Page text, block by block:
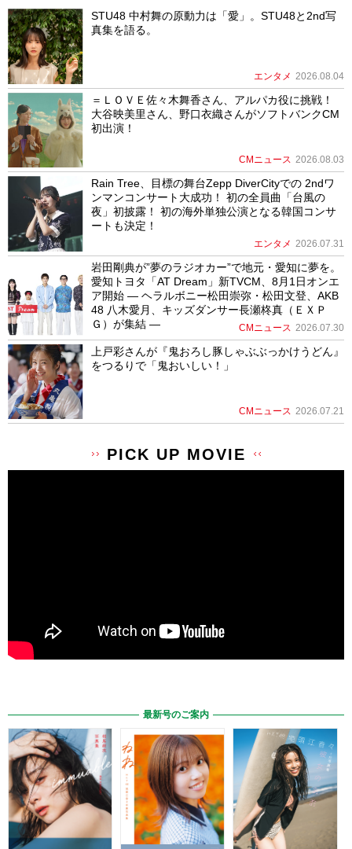
STU48 中村舞の原動力は「愛」。STU48と2nd写
真集を語る。
エンタメ 2026.08.04
＝ＬＯＶＥ佐々木舞香さん、アルパカ役に挑戦！
大谷映美里さん、野口衣織さんがソフトバンクCM
初出演！
CMニュース 2026.08.03
Rain Tree、目標の舞台Zepp DiverCityでの 2ndワ
ンマンコンサート大成功！ 初の全員曲「台風の
夜」初披露！ 初の海外単独公演となる韓国コンサ
ートも決定！
エンタメ 2026.07.31
岩田剛典が”夢のラジオカー”で地元・愛知に夢を。
愛知トヨタ「AT Dream」新TVCM、8月1日オンエ
ア開始 ― ヘラルボニー松田崇弥・松田文登、AKB
48 八木愛月、キッズダンサー長瀬柊真（ＥＸＰ
Ｇ）が集結 ―
CMニュース 2026.07.30
上戸彩さんが『鬼おろし豚しゃぶぶっかけうどん』
をつるりで「鬼おいしい！」
CMニュース 2026.07.21
PICK UP MOVIE
最新号のご案内